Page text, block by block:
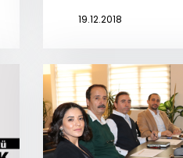
19.12.2018